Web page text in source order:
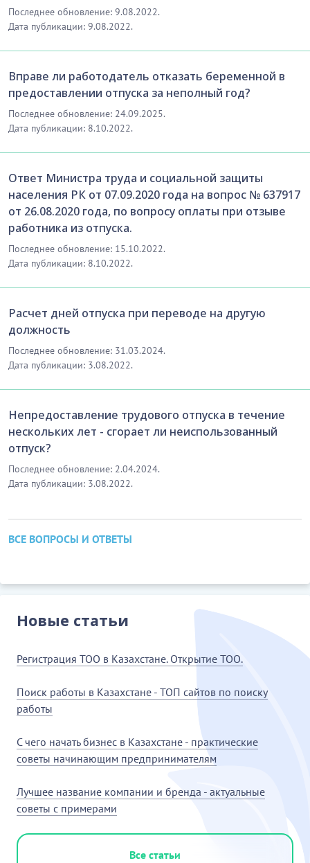
Последнее обновление: 9.08.2022.
Дата публикации: 9.08.2022.
Вправе ли работодатель отказать беременной в
предоставлении отпуска за неполный год?
Последнее обновление: 24.09.2025.
Дата публикации: 8.10.2022.
Ответ Министра труда и социальной защиты
населения РК от 07.09.2020 года на вопрос № 637917
от 26.08.2020 года, по вопросу оплаты при отзыве
работника из отпуска.
Последнее обновление: 15.10.2022.
Дата публикации: 8.10.2022.
Расчет дней отпуска при переводе на другую
должность
Последнее обновление: 31.03.2024.
Дата публикации: 3.08.2022.
Непредоставление трудового отпуска в течение
нескольких лет - сгорает ли неиспользованный
отпуск?
Последнее обновление: 2.04.2024.
Дата публикации: 3.08.2022.
ВСЕ ВОПРОСЫ И ОТВЕТЫ
Новые статьи
Регистрация ТОО в Казахстане. Открытие ТОО.
Поиск работы в Казахстане - ТОП сайтов по поиску
работы
С чего начать бизнес в Казахстане - практические
советы начинающим предпринимателям
Лучшее название компании и бренда - актуальные
советы с примерами
Все статьи